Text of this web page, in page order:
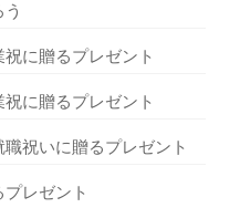
に贈るプレゼント
に贈るプレゼント
祝いに贈るプレゼント
レゼント